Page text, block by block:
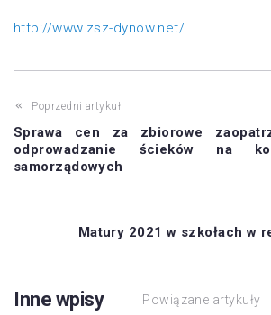
http://www.zsz-dynow.net/
Poprzedni artykuł
Sprawa cen za zbiorowe
odprowadzanie ścieków na
samorządowych
Matury 2021 w szkołach w
Inne wpisy Powiązane artykuły